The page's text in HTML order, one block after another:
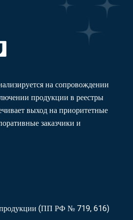
на сопровождении
продукции в реестры
выход на приоритетные
заказчики и
(ПП РФ № 719, 616)